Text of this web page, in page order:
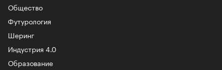
Общество
Футурология
Шеринг
Индустрия 4.0
Образование